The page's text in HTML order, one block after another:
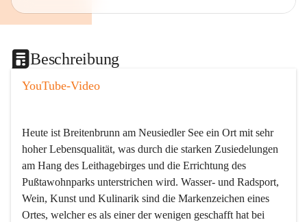
Beschreibung
YouTube-Video
Heute ist Breitenbrunn am Neusiedler See ein Ort mit sehr
hoher Lebensqualität, was durch die starken Zusiedelungen
am Hang des Leithagebirges und die Errichtung des
Pußtawohnparks unterstrichen wird. Wasser- und Radsport,
Wein, Kunst und Kulinarik sind die Markenzeichen eines
Ortes, welcher es als einer der wenigen geschafft hat bei